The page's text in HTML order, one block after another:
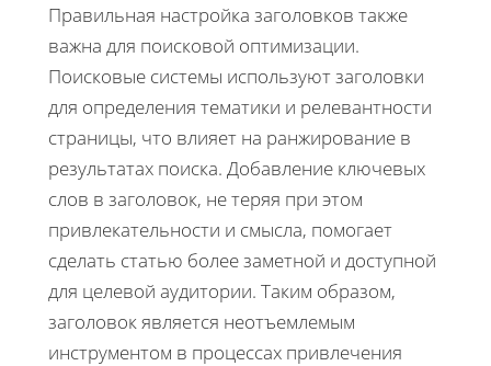
Правильная настройка заголовков также
важна для поисковой оптимизации.
Поисковые системы используют заголовки
для определения тематики и релевантности
страницы, что влияет на ранжирование в
результатах поиска. Добавление ключевых
слов в заголовок, не теряя при этом
привлекательности и смысла, помогает
сделать статью более заметной и доступной
для целевой аудитории. Таким образом,
заголовок является неотъемлемым
инструментом в процессах привлечения